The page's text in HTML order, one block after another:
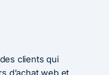
clients qui
d’achat web et